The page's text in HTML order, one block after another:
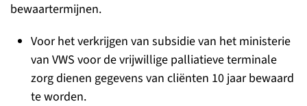
bewaartermijnen.
Voor het verkrijgen van subsidie van het ministerie
van VWS voor de vrijwillige palliatieve terminale
zorg dienen gegevens van cliënten 10 jaar bewaard
te worden.